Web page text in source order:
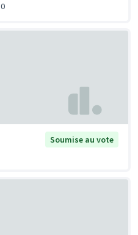
0
Soumise au vote